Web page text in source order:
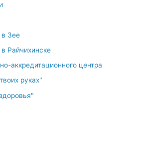
в Зее
Райчихинске
аккредитационного центра
руках"